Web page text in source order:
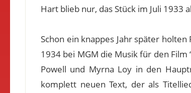
Hart blieb nur, das Stück im Juli 1933
Schon ein knappes Jahr später
1934 bei MGM die Musik für den Film
Powell und Myrna Loy in den
komplett neuen Text, der als